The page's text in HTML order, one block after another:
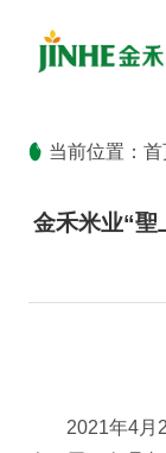
当前位置： 首
金禾米业“聖
2021年4月20